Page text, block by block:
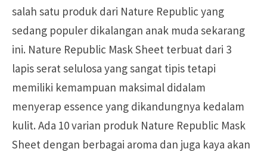
salah satu produk dari Nature Republic yang
sedang populer dikalangan anak muda sekarang
ini. Nature Republic Mask Sheet terbuat dari 3
lapis serat selulosa yang sangat tipis tetapi
memiliki kemampuan maksimal didalam
menyerap essence yang dikandungnya kedalam
kulit. Ada 10 varian produk Nature Republic Mask
Sheet dengan berbagai aroma dan juga kaya akan